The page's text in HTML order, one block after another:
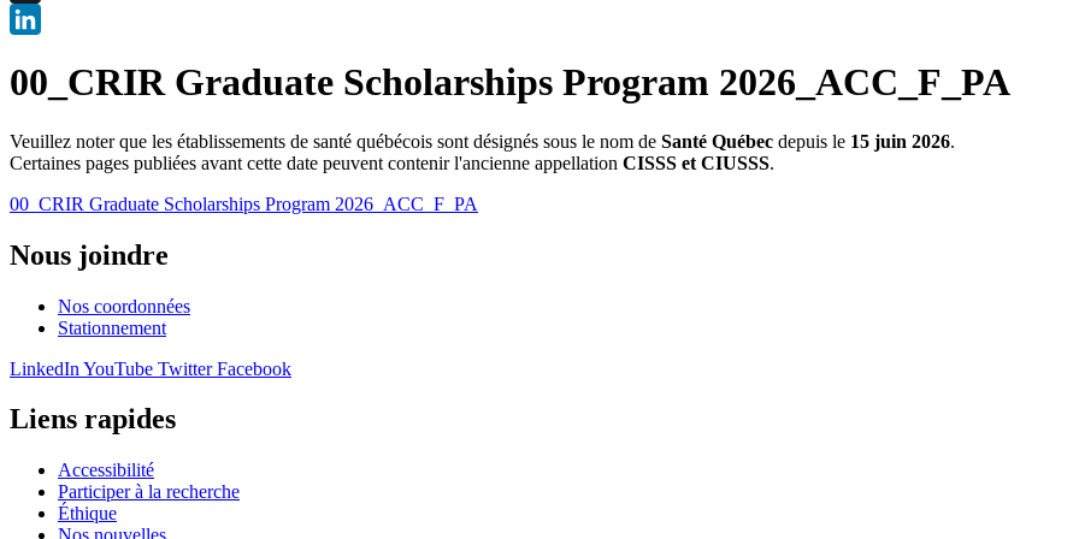
X
00_CRIR Graduate Scholarships Program 2026_ACC_F_PA
Veuillez noter que les établissements de santé québécois sont désignés sous le nom de Santé Québec depuis le 15 juin 2026.
Certaines pages publiées avant cette date peuvent contenir l'ancienne appellation CISSS et CIUSSS.
00_CRIR Graduate Scholarships Program 2026_ACC_F_PA
Nous joindre
Nos coordonnées
Stationnement
LinkedIn YouTube Twitter Facebook
Liens rapides
Accessibilité
Participer à la recherche
Éthique